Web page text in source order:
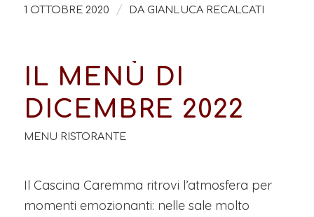
1 OTTOBRE 2020 / DA GIANLUCA RECALCATI
IL MENÙ DI
DICEMBRE 2022
MENU RISTORANTE
Il Cascina Caremma ritrovi l’atmosfera per
momenti emozionanti: nelle sale molto